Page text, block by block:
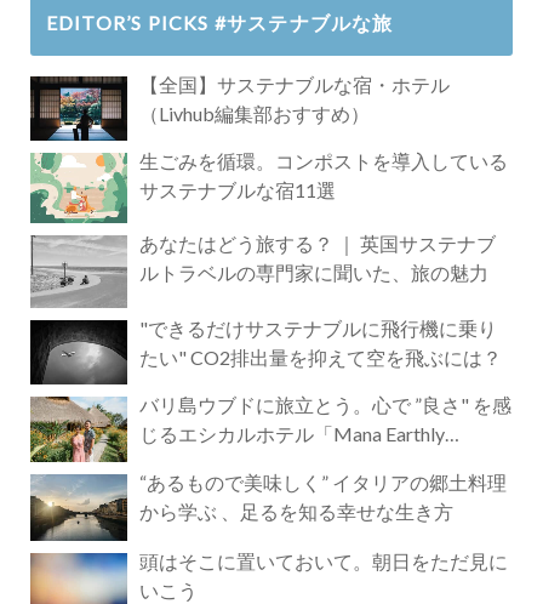
EDITOR’S PICKS #サステナブルな旅
【全国】サステナブルな宿・ホテル
（Livhub編集部おすすめ）
生ごみを循環。コンポストを導入している
サステナブルな宿11選
あなたはどう旅する？ ｜ 英国サステナブ
ルトラベルの専門家に聞いた、旅の魅力
"できるだけサステナブルに飛行機に乗り
たい" CO2排出量を抑えて空を飛ぶには？
バリ島ウブドに旅立とう。心で ”良さ" を感
じるエシカルホテル「Mana Earthly
“あるもので美味しく” イタリアの郷土料理
から学ぶ 、足るを知る幸せな生き方
頭はそこに置いておいて。朝日をただ見に
いこう